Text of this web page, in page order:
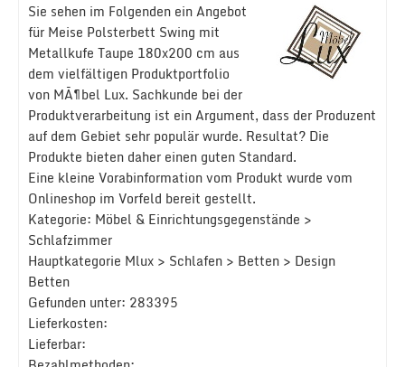
Sie sehen im Folgenden ein Angebot
für Meise Polsterbett Swing mit
Metallkufe Taupe 180x200 cm aus
dem vielfältigen Produktportfolio
von MÃ¶bel Lux. Sachkunde bei der
Produktverarbeitung ist ein Argument, dass der Produzent
auf dem Gebiet sehr populär wurde. Resultat? Die
Produkte bieten daher einen guten Standard.
Eine kleine Vorabinformation vom Produkt wurde vom
Onlineshop im Vorfeld bereit gestellt.
Kategorie: Möbel & Einrichtungsgegenstände >
Schlafzimmer
Hauptkategorie Mlux > Schlafen > Betten > Design
Betten
Gefunden unter: 283395
Lieferkosten:
Lieferbar: